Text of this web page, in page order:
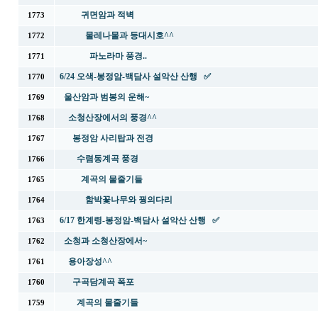
1773 귀면암과 적벽
1772 물레나물과 등대시호^^
1771 파노라마 풍경..
1770 6/24 오색-봉정암-백담사 설악산 산행 ✅
1769 울산암과 범봉의 운해~
1768 소청산장에서의 풍경^^
1767 봉정암 사리탑과 전경
1766 수렴동계곡 풍경
1765 계곡의 물줄기들
1764 함박꽃나무와 꿩의다리
1763 6/17 한계령-봉정암-백담사 설악산 산행 ✅
1762 소청과 소청산장에서~
1761 용아장성^^
1760 구곡담계곡 폭포
1759 계곡의 물줄기들